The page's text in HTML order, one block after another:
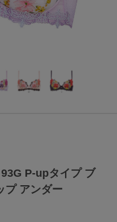
P-upタイプ ブ
プ アンダー